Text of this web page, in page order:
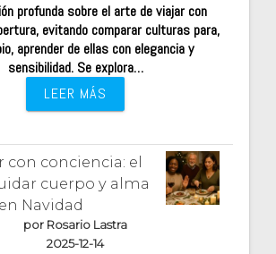
profunda sobre el arte de viajar con
evitando comparar culturas para,
aprender de ellas con elegancia y
sensibilidad. Se explora…
LEER MÁS
con conciencia: el
cuerpo y alma
en Navidad
por Rosario Lastra
2025-12-14